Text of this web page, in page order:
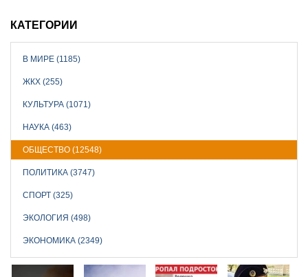
КАТЕГОРИИ
В МИРЕ (1185)
ЖКХ (255)
КУЛЬТУРА (1071)
НАУКА (463)
ОБЩЕСТВО (12548)
ПОЛИТИКА (3747)
СПОРТ (325)
ЭКОЛОГИЯ (498)
ЭКОНОМИКА (2349)